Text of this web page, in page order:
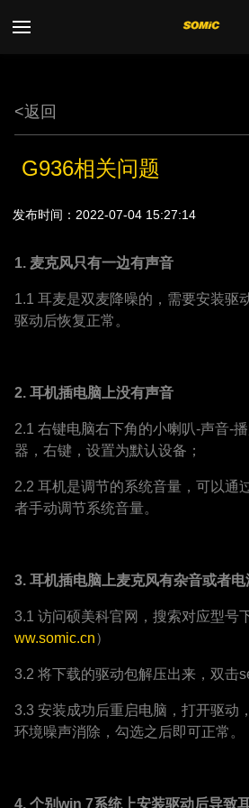
Toggle
<返回
G936相关问题
发布时间：2022-07-04 15:27:14
1. 麦克风只有一边有声音
1.1 耳麦是双麦降噪的，需要安装驱
驱动后恢复正常。
2. 耳机插电脑上没有声音
2.1 右键电脑右下角的小喇叭-声音-
器，右键，设置为默认设备；
2.2 耳机是调节的系统音量，可以通
者手动调节系统音量。
3. 耳机插电脑上麦克风有杂音或者电
3.1 访问硕美科官网，搜索对应型号
ww.somic.cn）
3.2 将下载的驱动包解压出来，双击
3.3 安装成功后重启电脑，打开驱动
环境噪声消除，勾选之后即可正常。
4. 个别win 7系统上安装驱动后导致